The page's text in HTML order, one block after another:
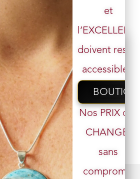
Bracelet Améthyste chevron
perles 6 mm
4 en stock
16,00
Ajouter au panier
Votre email
et
l’EXCELLENCE
doivent rester
accessibles.
BOUTIQUE
Nos PRIX ont
CHANGÉ,
sans
compromis